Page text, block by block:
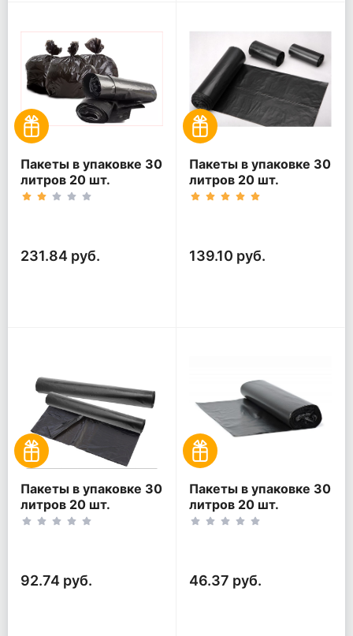
Пакеты в упаковке 30
литров 20 шт.
(20шт*5рул)
231.84 руб.
Пакеты в упаковке 30
литров 20 шт.
(20шт*3рул)
139.10 руб.
Пакеты в упаковке 30
литров 20 шт.
(20шт*2рул)
92.74 руб.
Пакеты в упаковке 30
литров 20 шт.
(20шт*1рул)
46.37 руб.